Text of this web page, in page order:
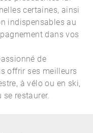
certaines, ainsi
indispensables au
dans vos
de
offrir ses meilleurs
à vélo ou en ski,
restaurer.